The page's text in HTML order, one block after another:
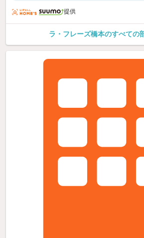
提供
ラ・フレーズ橋本のすべての